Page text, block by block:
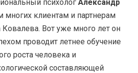
психолог Александр
многих клиентам и партнерам
Ковалева. Вот уже много лет он
проводит летнее обучение
роста человека и
составляющей